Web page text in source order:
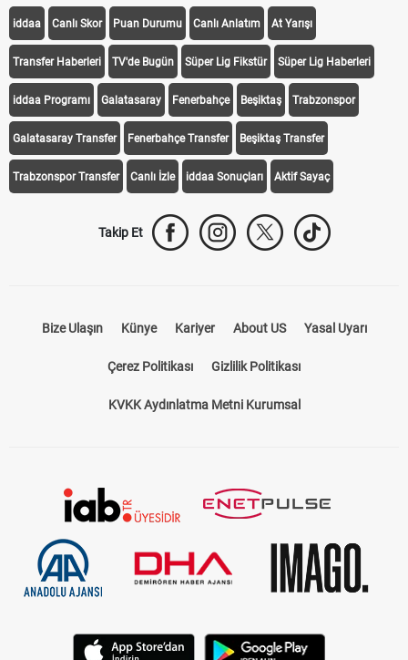
iddaa Canlı Skor Puan Durumu Canlı Anlatım At Yarışı
Transfer Haberleri TV'de Bugün Süper Lig Fikstür Süper Lig Haberleri
iddaa Programı Galatasaray Fenerbahçe Beşiktaş Trabzonspor
Galatasaray Transfer Fenerbahçe Transfer Beşiktaş Transfer
Trabzonspor Transfer Canlı İzle iddaa Sonuçları Aktif Sayaç
Takip Et
Bize Ulaşın Künye Kariyer About US Yasal Uyarı
Çerez Politikası Gizlilik Politikası
KVKK Aydınlatma Metni Kurumsal